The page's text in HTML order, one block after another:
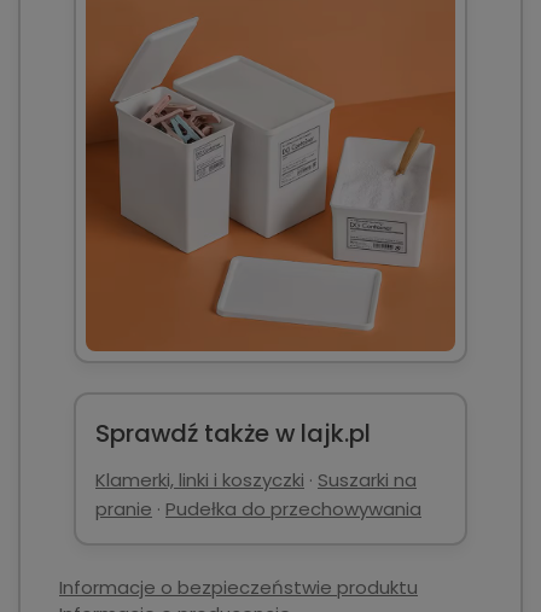
Sprawdź także w lajk.pl
Klamerki, linki i koszyczki · Suszarki na
pranie · Pudełka do przechowywania
Informacje o bezpieczeństwie produktu